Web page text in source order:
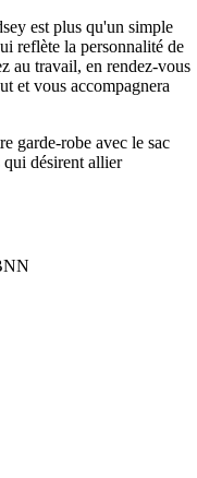
est plus qu'un simple
reflète la personnalité de
au travail, en rendez-vous
et vous accompagnera
garde-robe avec le sac
désirent allier